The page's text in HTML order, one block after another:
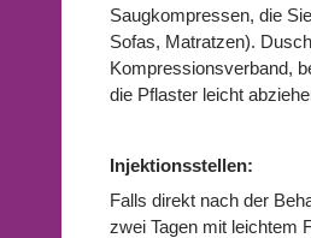
Saugkompressen, die
Sofas, Matratzen).
Kompressionsverband,
die Pflaster leicht
Injektionsstellen:
Falls direkt nach der
zwei Tagen mit leichtem